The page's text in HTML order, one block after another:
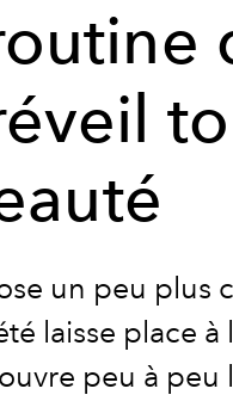
un peu plus
laisse place
peu à peu